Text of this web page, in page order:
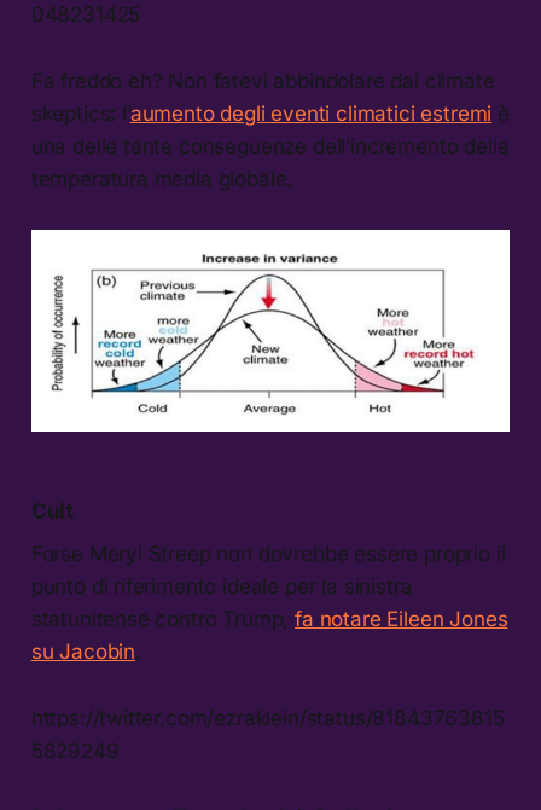
048231425
Fa freddo eh? Non fatevi abbindolare dai climate
skeptics: l’aumento degli eventi climatici estremi è
una delle tante conseguenze dell’incremento della
temperatura media globale.
Cult
Forse Meryl Streep non dovrebbe essere proprio il
punto di riferimento ideale per la sinistra
statunitense contro Trump,fa notare Eileen Jones
su Jacobin.
https://twitter.com/ezraklein/status/81843763815
5829249